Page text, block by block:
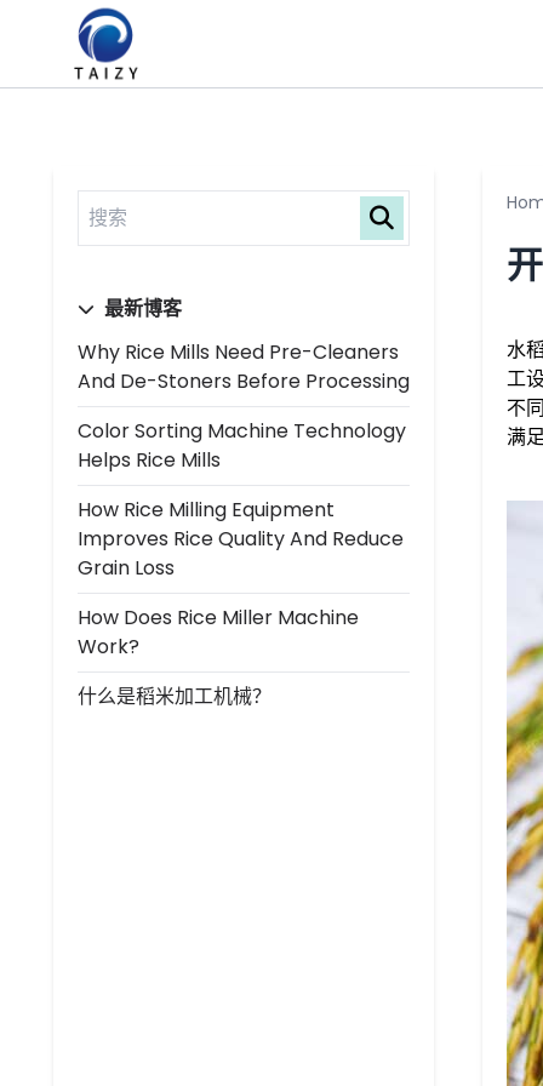
最新博客
Why Rice Mills Need Pre-Cleaners
And De-Stoners Before Processing
Color Sorting Machine Technology
Helps Rice Mills
How Rice Milling Equipment
Improves Rice Quality And Reduce
Grain Loss
How Does Rice Miller Machine
Work?
什么是稻米加工机械？
水
工
不
满